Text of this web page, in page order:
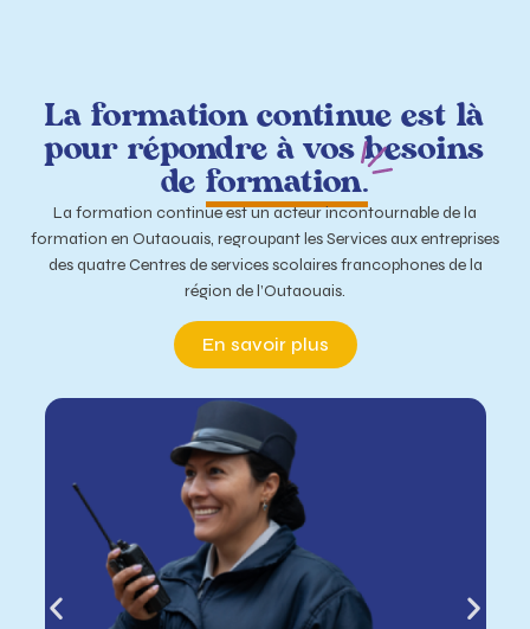
La formation continue est là
pour répondre à vos besoins
de formation.
La formation continue est un acteur incontournable de la
formation en Outaouais, regroupant les Services aux entreprises
des quatre Centres de services scolaires francophones de la
région de l’Outaouais.
En savoir plus